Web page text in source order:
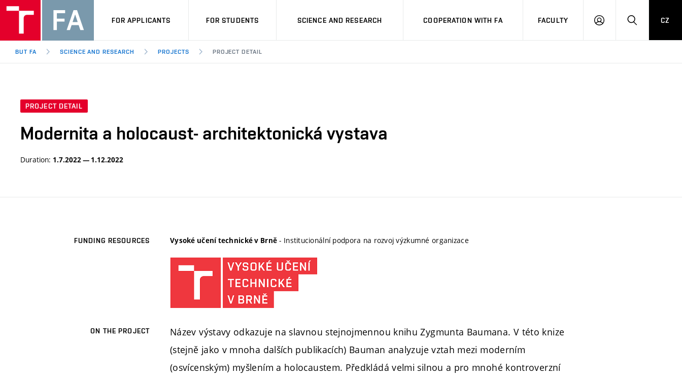
FOR APPLICANTS FOR STUDENTS SCIENCE AND RESEARCH COOPERATION WITH FA FACULTY
LOGIN SEARCH
CZ
BUT FA SCIENCE AND RESEARCH PROJECTS PROJECT DETAIL
PROJECT DETAIL
Modernita a holocaust- architektonická vystava
Duration: 1.7.2022 — 1.12.2022
FUNDING RESOURCES Vysoké učení technické v Brně - Institucionální podpora na rozvoj výzkumné organizace
ON THE PROJECT
Název výstavy odkazuje na slavnou stejnojmennou knihu Zygmunta Baumana. V této knize
(stejně jako v mnoha dalších publikacích) Bauman analyzuje vztah mezi moderním
(osvícenským) myšlením a holocaustem. Předkládá velmi silnou a pro mnohé kontroverzní